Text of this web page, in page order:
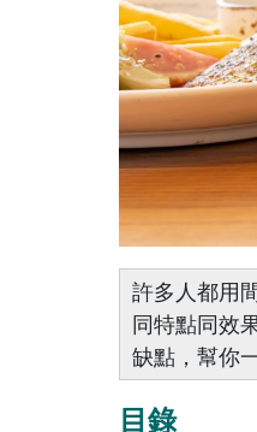
許多人都用
同特點同效
缺點，幫你
目錄